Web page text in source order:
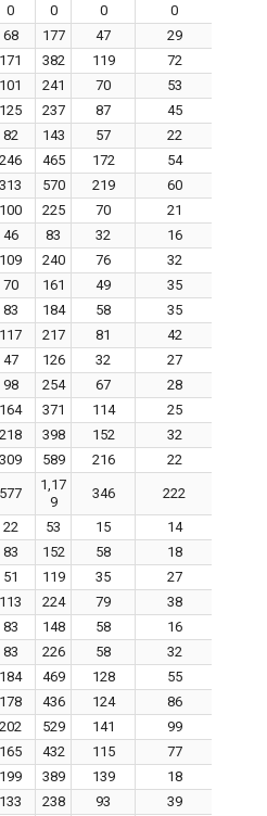
0 0 0 0
68 177 47 29
171 382 119 72
101 241 70 53
125 237 87 45
82 143 57 22
246 465 172 54
313 570 219 60
100 225 70 21
46 83 32 16
109 240 76 32
70 161 49 35
83 184 58 35
117 217 81 42
47 126 32 27
98 254 67 28
164 371 114 25
218 398 152 32
309 589 216 22
577
1,17
9
346 222
22 53 15 14
83 152 58 18
51 119 35 27
113 224 79 38
83 148 58 16
83 226 58 32
184 469 128 55
178 436 124 86
202 529 141 99
165 432 115 77
199 389 139 18
133 238 93 39